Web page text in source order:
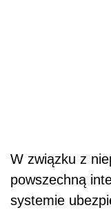
W związku z
powszechną
systemie